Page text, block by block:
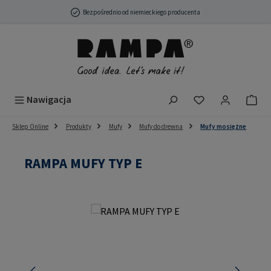
Przejdź do głównej zawartościBezpośrednio od niemieckiego producenta
Nawigacja Masz 0
Sklep Online Produkty Mufy Mufy do drewna Mufy mosiężne
RAMPA MUFY TYP E
Pomiń galerię zdjęć